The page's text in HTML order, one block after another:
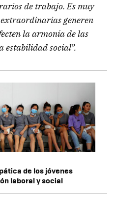
de trabajo. Es muy
generen
la armonía de las
estabilidad social”.
de los jóvenes
laboral y social